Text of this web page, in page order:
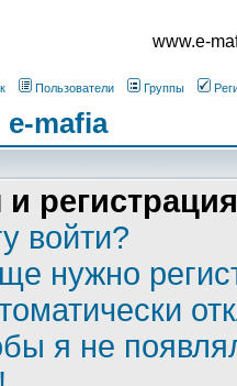
www.e-
Пользователи Группы
mafia
регистрация
войти?
нужно
я не